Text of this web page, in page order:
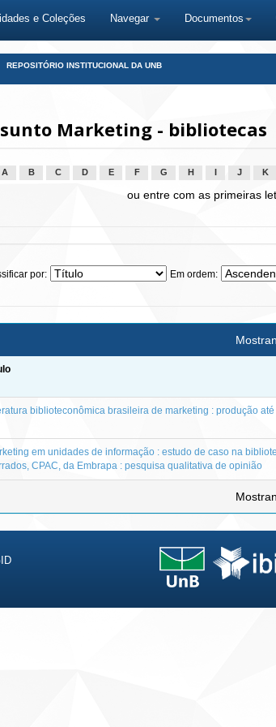
e Coleções Navegar Documentos
REPOSITÓRIO INSTITUCIONAL DA UNB
Marketing - bibliotecas
A B C D E F G H J K
ou entre com as primeiras
por: Em ordem:
biblioteconômica brasileira de marketing : produção
em unidades de informação : estudo de caso na
CPAC, da Embrapa : pesquisa qualitativa de opinião